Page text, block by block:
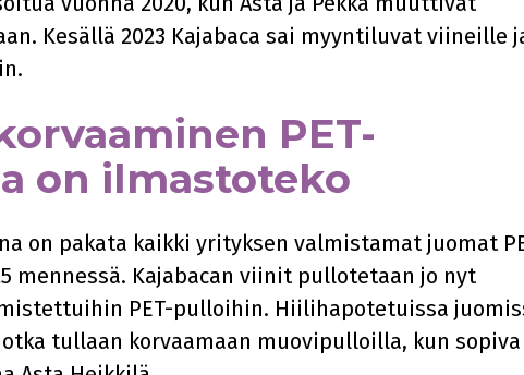
Kesällä 2023 Kajabaca sai myyntiluvat viineille
PET-
on ilmastoteko
on pakata kaikki yrityksen valmistamat juomat
mennessä. Kajabacan viinit pullotetaan jo nyt
PET-pulloihin. Hiilihapotetuissa
tullaan korvaamaan muovipulloilla, kun sopiva